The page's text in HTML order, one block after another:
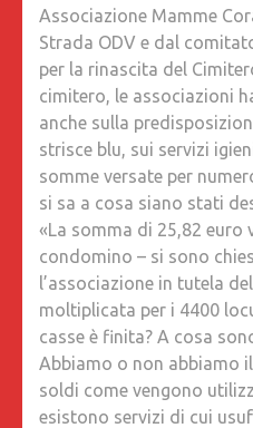
Associazione Mamme
Strada ODV e dal
per la rinascita del
cimitero, le associazioni
anche sulla
strisce blu, sui servizi
somme versate per
si sa a cosa siano stati
«La somma di 25,82 euro
condomino – si sono
l’associazione in tutela
moltiplicata per i 4400
casse è finita? A cosa
Abbiamo o non abbiamo
soldi come vengono
esistono servizi di cui